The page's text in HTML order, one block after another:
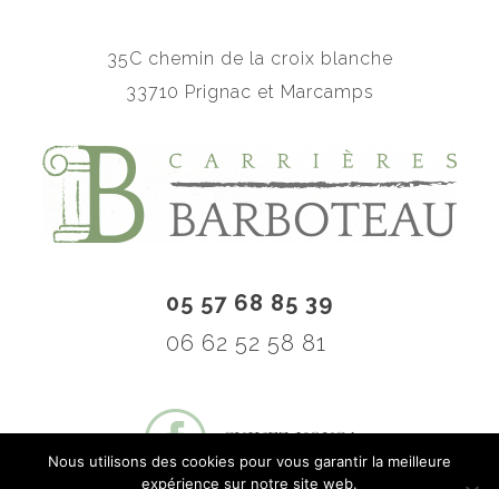
35C chemin de la croix blanche
33710 Prignac et Marcamps
05 57 68 85 39
06 62 52 58 81
SUIVEZ-NOUS !
Nous utilisons des cookies pour vous garantir la meilleure
expérience sur notre site web.